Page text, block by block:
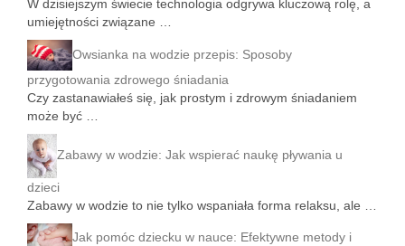
W dzisiejszym świecie technologia odgrywa kluczową rolę, a
umiejętności związane …
Owsianka na wodzie przepis: Sposoby
przygotowania zdrowego śniadania
Czy zastanawiałeś się, jak prostym i zdrowym śniadaniem
może być …
Zabawy w wodzie: Jak wspierać naukę pływania u
dzieci
Zabawy w wodzie to nie tylko wspaniała forma relaksu, ale …
Jak pomóc dziecku w nauce: Efektywne metody i